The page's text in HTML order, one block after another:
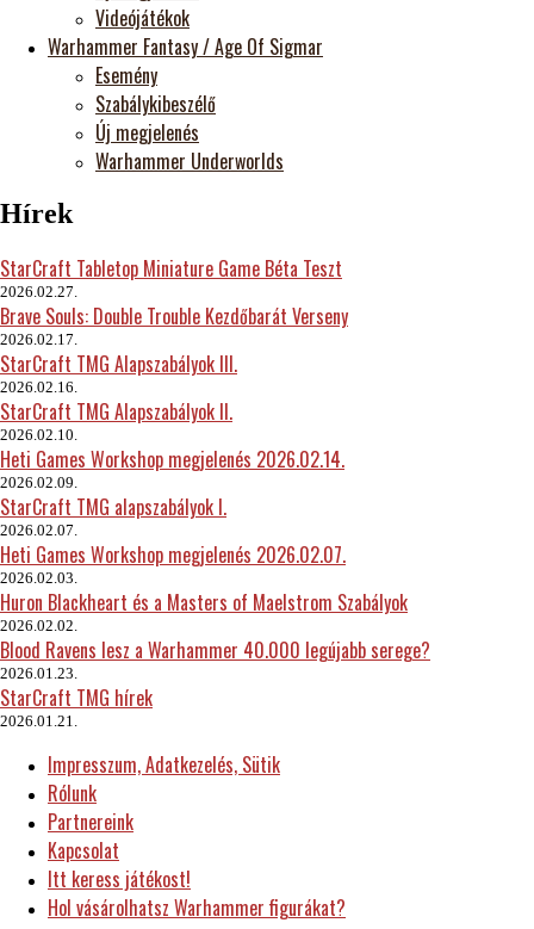
Videójátékok
Warhammer Fantasy / Age Of Sigmar
Esemény
Szabálykibeszélő
Új megjelenés
Warhammer Underworlds
Hírek
StarCraft Tabletop Miniature Game Béta Teszt
2026.02.27.
Brave Souls: Double Trouble Kezdőbarát Verseny
2026.02.17.
StarCraft TMG Alapszabályok III.
2026.02.16.
StarCraft TMG Alapszabályok II.
2026.02.10.
Heti Games Workshop megjelenés 2026.02.14.
2026.02.09.
StarCraft TMG alapszabályok I.
2026.02.07.
Heti Games Workshop megjelenés 2026.02.07.
2026.02.03.
Huron Blackheart és a Masters of Maelstrom Szabályok
2026.02.02.
Blood Ravens lesz a Warhammer 40.000 legújabb serege?
2026.01.23.
StarCraft TMG hírek
2026.01.21.
Impresszum, Adatkezelés, Sütik
Rólunk
Partnereink
Kapcsolat
Itt keress játékost!
Hol vásárolhatsz Warhammer figurákat?